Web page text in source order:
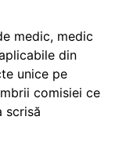
medic, medic
din
unice pe
comisiei ce
scrisă